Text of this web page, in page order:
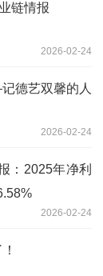
链情报
2026-02-24
德艺双馨的人
2026-02-24
：2025年净利
2026-02-24